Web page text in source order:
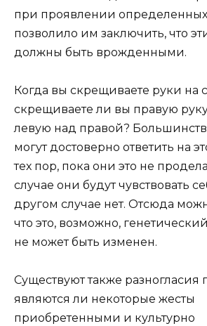
при проявлении
позволило им заключить, что
должны быть врожденными.
Когда вы скрещиваете руки на
скрещиваете ли вы правую
левую над правой?
могут достоверно ответить на
тех пор, пока они это не
случае они будут чувствовать
другом случае нет. Отсюда
что это, возможно,
не может быть изменен.
Существуют также разногласия
являются ли некоторые жесты
приобретенными и культурно